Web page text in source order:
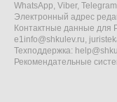
WhatsApp, Viber,
Электронный адрес
Контактные данные для
e1info@shkulev.ru,
Техподдержка:
Рекомендательные